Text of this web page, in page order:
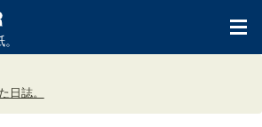
た日誌。